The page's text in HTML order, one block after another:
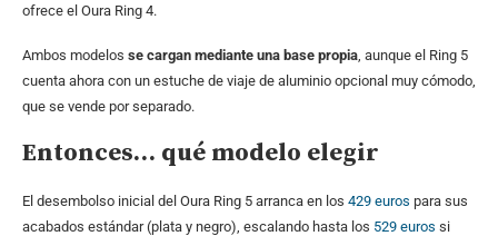
ofrece el Oura Ring 4.
Ambos modelos se cargan mediante una base propia , aunque el Ring 5
cuenta ahora con un estuche de viaje de aluminio opcional muy cómodo,
que se vende por separado.
Entonces… qué modelo elegir
El desembolso inicial del Oura Ring 5 arranca en los 429 euros para sus
acabados estándar (plata y negro), escalando hasta los 529 euros si